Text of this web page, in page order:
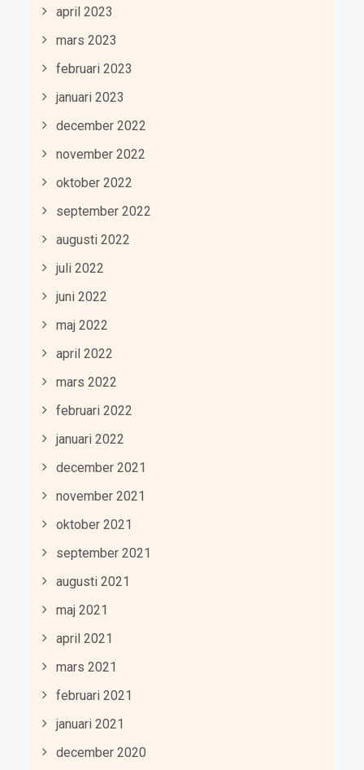
april 2023
mars 2023
februari 2023
januari 2023
december 2022
november 2022
oktober 2022
september 2022
augusti 2022
juli 2022
juni 2022
maj 2022
april 2022
mars 2022
februari 2022
januari 2022
december 2021
november 2021
oktober 2021
september 2021
augusti 2021
maj 2021
april 2021
mars 2021
februari 2021
januari 2021
december 2020